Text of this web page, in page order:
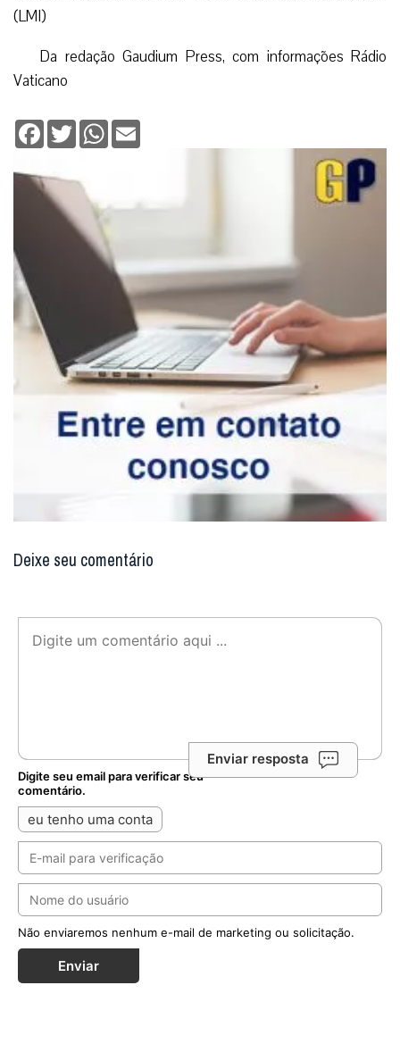
Deixe seu comentário
Digite seu email para verificar seu
Notícias Relacionadas
Diante da queda nas vocações masculinas,
Maristas criam ‘Diário Vocacional’ para jovens